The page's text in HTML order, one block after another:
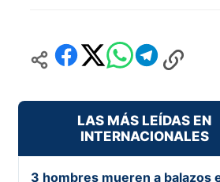
LAS MÁS LEÍDAS EN
INTERNACIONALES
3 hombres mueren a balazos